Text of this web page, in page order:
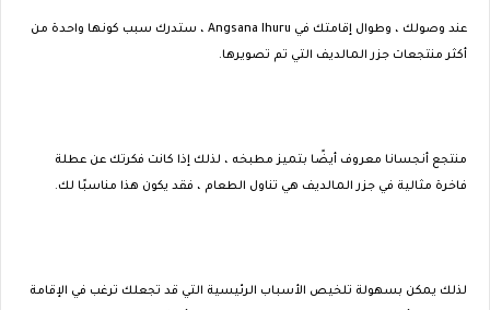
عند وصولك ، وطوال إقامتك في Angsana Ihuru ، ستدرك سبب كونها واحدة من
أكثر منتجعات جزر المالديف التي تم تصويرها.
منتجع أنجسانا معروف أيضًا بتميز مطبخه ، لذلك إذا كانت فكرتك عن عطلة
فاخرة مثالية في جزر المالديف هي تناول الطعام ، فقد يكون هذا مناسبًا لك.
لذلك يمكن بسهولة تلخيص الأسباب الرئيسية التي قد تجعلك ترغب في الإقامة